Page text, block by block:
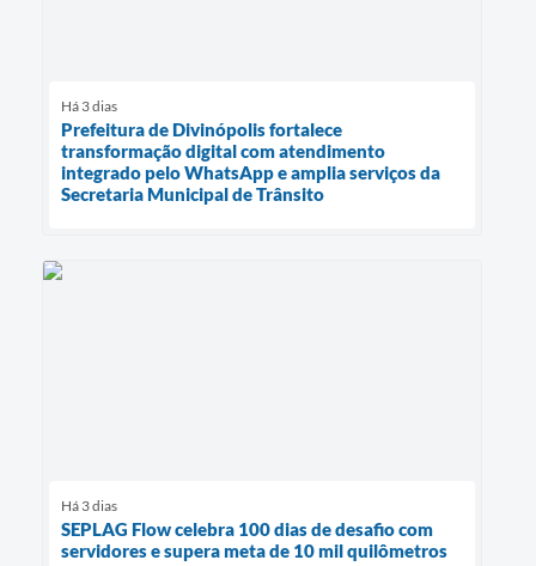
Há 3 dias
Prefeitura de Divinópolis fortalece
transformação digital com atendimento
integrado pelo WhatsApp e amplia serviços da
Secretaria Municipal de Trânsito
Há 3 dias
SEPLAG Flow celebra 100 dias de desafio com
servidores e supera meta de 10 mil quilômetros